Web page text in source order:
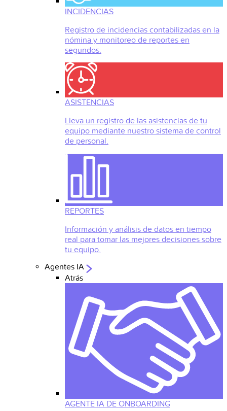
INCIDENCIAS
Registro de incidencias contabilizadas en la
nómina y monitoreo de reportes en
segundos.
ASISTENCIAS
Lleva un registro de las asistencias de tu
equipo mediante nuestro sistema de control
de personal.
REPORTES
Información y análisis de datos en tiempo
real para tomar las mejores decisiones sobre
tu equipo.
Agentes IA
Atrás
AGENTE IA DE ONBOARDING